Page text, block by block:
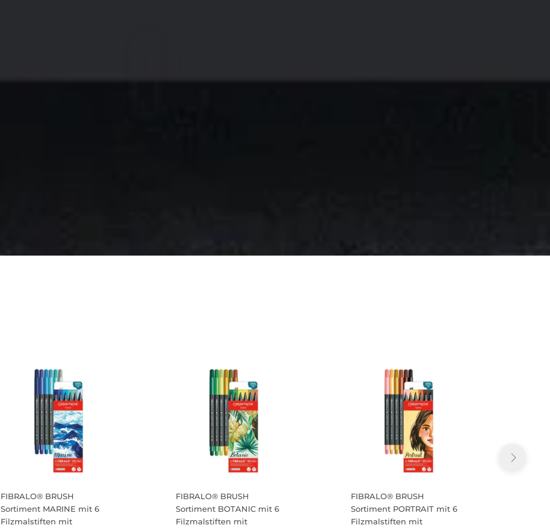
FIBRALO® BRUSH
Sortiment MARINE mit 6
Filzmalstiften mit
FIBRALO® BRUSH
Sortiment BOTANIC mit 6
Filzmalstiften mit
FIBRALO® BRUSH
Sortiment PORTRAIT mit 6
Filzmalstiften mit